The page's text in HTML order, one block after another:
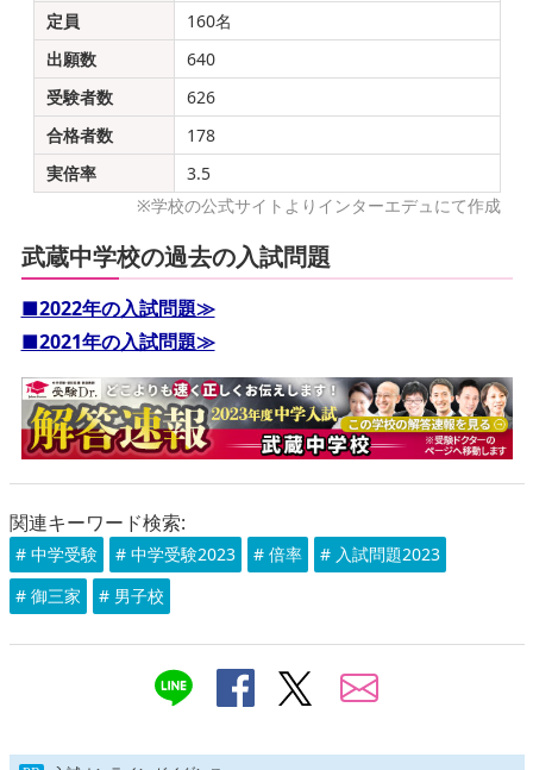
定員
160名
出願数
640
受験者数
626
合格者数
178
実倍率
3.5
※学校の公式サイトよりインターエデュにて作成
武蔵中学校の過去の入試問題
■2022年の入試問題≫
■2021年の入試問題≫
関連キーワード検索:
# 中学受験 # 中学受験2023 # 倍率
# 入試問題2023
# 御三家
# 男子校